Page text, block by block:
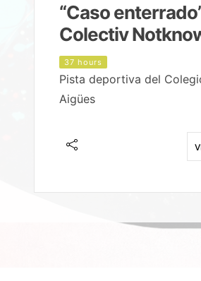
“Caso
Colectiv
37 hours
Pista deportiva del
Aigües